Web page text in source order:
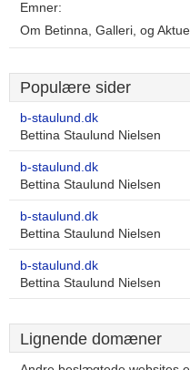
Emner:
Om Betinna, Galleri, og
Populære sider
b-staulund.dk
Bettina Staulund Nielsen
b-staulund.dk
Bettina Staulund Nielsen
b-staulund.dk
Bettina Staulund Nielsen
b-staulund.dk
Bettina Staulund Nielsen
Lignende domæner